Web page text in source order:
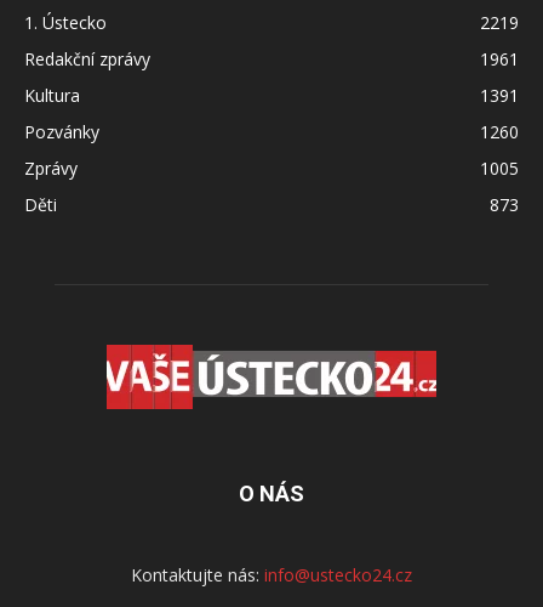
1. Ústecko
2219
Redakční zprávy
1961
Kultura
1391
Pozvánky
1260
Zprávy
1005
Děti
873
O NÁS
Kontaktujte nás: info@ustecko24.cz